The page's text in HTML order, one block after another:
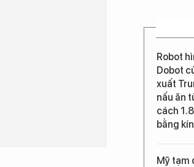
Robot
Dobot
xuất
nấu ăn
cách
bằng
Mỹ tạm